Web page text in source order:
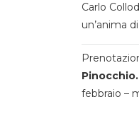
Carlo
un’anima
febbraio –